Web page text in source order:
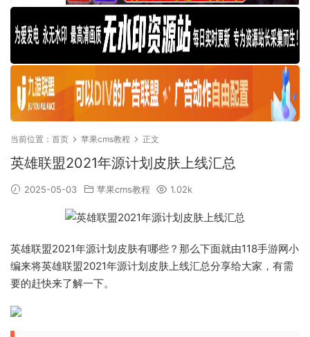
当前位置： 首页 苹果cms教程 正文
英雄联盟2021年源计划皮肤上线汇总
2025-05-03 苹果cms教程 1.02k
英雄联盟2021年源计划皮肤有哪些？那么下面就由118手游网小
编来将英雄联盟2021年源计划皮肤上线汇总分享给大家，有需
要的赶快来了解一下。